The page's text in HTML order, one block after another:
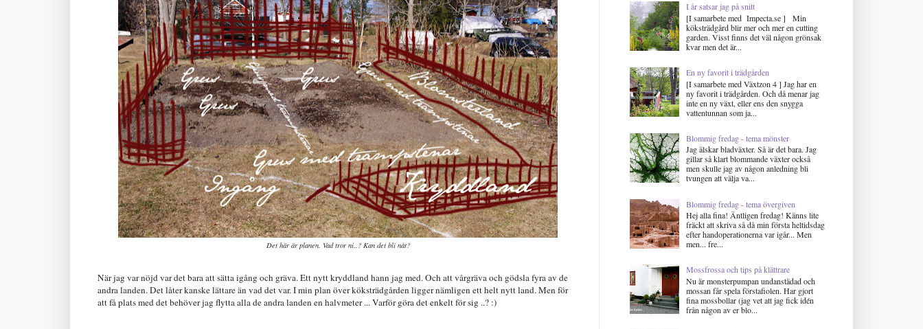
Det här är planen. Vad tror ni..? Kan det bli nåt?
När jag var nöjd var det bara att sätta igång och gräva. Ett nytt kryddland hann jag med. Och att vårgräva och gödsla fyra av de
andra landen. Det låter kanske lättare än vad det var. I min plan över köksträdgården ligger nämligen ett helt nytt land. Men för
att få plats med det behöver jag flytta alla de andra landen en halvmeter ... Varför göra det enkelt för sig ..? :)
I år satsar jag på snitt
[I samarbete med Impecta.se ] Min
köksträdgård blir mer och mer en cutting
garden. Visst finns det väl någon grönsak
kvar men det är...
En ny favorit i trädgården
[I samarbete med Växtzon 4 ] Jag har en
ny favorit i trädgården. Och då menar jag
inte en ny växt, eller ens den snygga
vattentunnan som ja...
Blommig fredag - tema mönster
Jag älskar bladväxter. Så är det bara. Jag
gillar så klart blommande växter också
men skulle jag av någon anledning bli
tvungen att välja va...
Blommig fredag - tema övergiven
Hej alla fina! Äntligen fredag! Känns lite
fräckt att skriva så då min första heltidsdag
efter handoperationerna var igår... Men
men... fre...
Mossfrossa och tips på klättrare
Nu är monsterpumpan undanstädad och
mossan får spela förstafiolen. Har gjort
fina mossbollar (jag vet att jag fick idén
från någon av er blo...